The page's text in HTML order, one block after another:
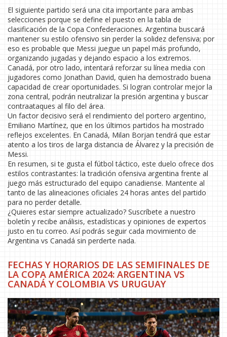
El siguiente partido será una cita importante para ambas
selecciones porque se define el puesto en la tabla de
clasificación de la Copa Confederaciones. Argentina buscará
mantener su estilo ofensivo sin perder la solidez defensiva; por
eso es probable que Messi juegue un papel más profundo,
organizando jugadas y dejando espacio a los extremos.
Canadá, por otro lado, intentará reforzar su línea media con
jugadores como Jonathan David, quien ha demostrado buena
capacidad de crear oportunidades. Si logran controlar mejor la
zona central, podrán neutralizar la presión argentina y buscar
contraataques al filo del área.
Un factor decisivo será el rendimiento del portero argentino,
Emiliano Martínez, que en los últimos partidos ha mostrado
reflejos excelentes. En Canadá, Milan Borjan tendrá que estar
atento a los tiros de larga distancia de Álvarez y la precisión de
Messi.
En resumen, si te gusta el fútbol táctico, este duelo ofrece dos
estilos contrastantes: la tradición ofensiva argentina frente al
juego más estructurado del equipo canadiense. Mantente al
tanto de las alineaciones oficiales 24 horas antes del partido
para no perder detalle.
¿Quieres estar siempre actualizado? Suscríbete a nuestro
boletín y recibe análisis, estadísticas y opiniones de expertos
justo en tu correo. Así podrás seguir cada movimiento de
Argentina vs Canadá sin perderte nada.
FECHAS Y HORARIOS DE LAS SEMIFINALES DE
LA COPA AMÉRICA 2024: ARGENTINA VS
CANADÁ Y COLOMBIA VS URUGUAY